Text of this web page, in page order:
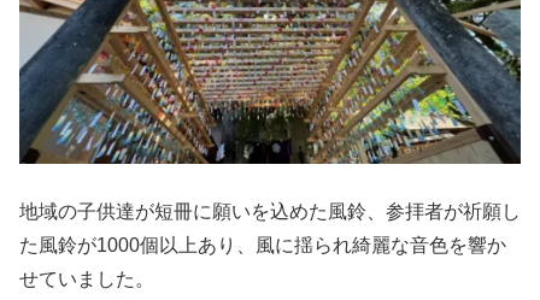
地域の子供達が短冊に願いを込めた風鈴、参拝者が祈願し
た風鈴が1000個以上あり、風に揺られ綺麗な音色を響か
せていました。